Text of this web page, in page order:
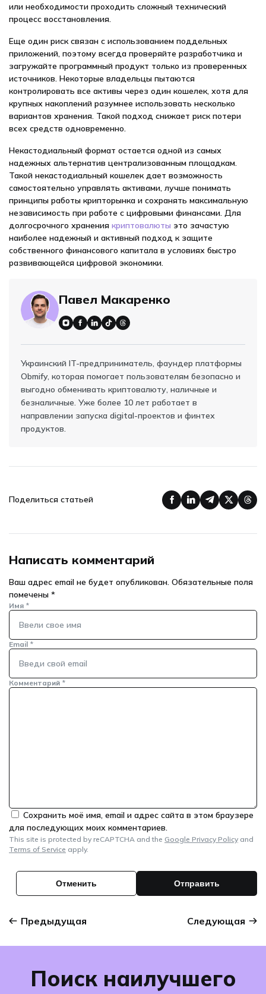
или необходимости проходить сложный технический
процесс восстановления.
Еще один риск связан с использованием поддельных
приложений, поэтому всегда проверяйте разработчика и
загружайте программный продукт только из проверенных
источников. Некоторые владельцы пытаются
контролировать все активы через один кошелек, хотя для
крупных накоплений разумнее использовать несколько
вариантов хранения. Такой подход снижает риск потери
всех средств одновременно.
Некастодиальный формат остается одной из самых
надежных альтернатив централизованным площадкам.
Такой некастодиальный кошелек дает возможность
самостоятельно управлять активами, лучше понимать
принципы работы крипторынка и сохранять максимальную
независимость при работе с цифровыми финансами. Для
долгосрочного хранения криптовалюты это зачастую
наиболее надежный и активный подход к защите
собственного финансового капитала в условиях быстро
развивающейся цифровой экономики.
Павел Макаренко
Украинский IT-предприниматель, фаундер платформы
Obmify, которая помогает пользователям безопасно и
выгодно обменивать криптовалюту, наличные и
безналичные. Уже более 10 лет работает в
направлении запуска digital-проектов и финтех
продуктов.
Поделиться статьей
Написать комментарий
Ваш адрес email не будет опубликован. Обязательные поля
помечены *
Комментарий *
Имя *
Email *
Сохранить моё имя, email и адрес сайта в этом браузере
для последующих моих комментариев.
This site is protected by reCAPTCHA and the Google Privacy Policy and
Terms of Service apply.
Предыдущая Следующая
Поиск наилучшего